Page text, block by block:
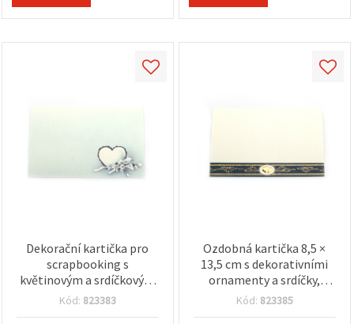
Dekorační kartička pro
scrapbooking s
květinovým a srdíčkovým
motivem, 8,5 × 13,5 cm
Kód: 823383
Ozdobná kartička 8,5 ×
13,5 cm s dekorativními
ornamenty a srdíčky,
zlatá barva
Kód: 823385